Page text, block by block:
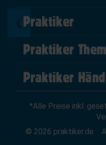
❮ Praktiker
Über Uns
Impressum
AGB
Widerrufsrecht
Praktiker
DIY Helden
Marktplatz
News
Praktiker
Zum Händler-Login
Affiliate
*Alle Preise inkl.
© 2026 praktiker.de